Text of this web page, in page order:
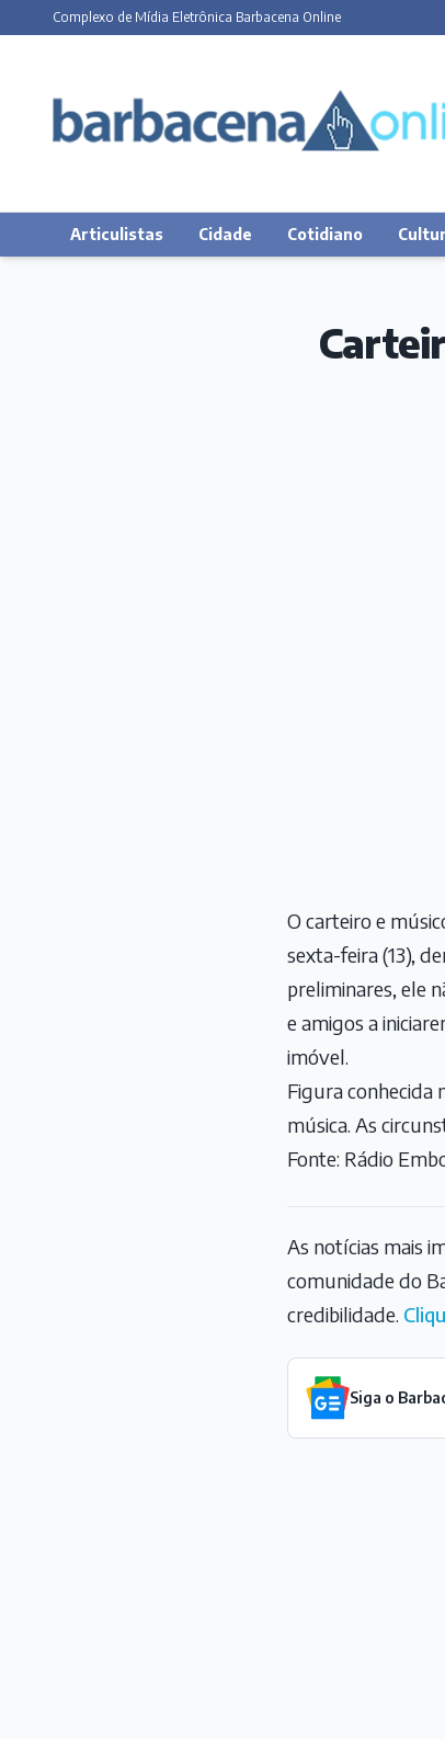
Complexo de Mídia Eletrônica Barbacena Online
Articulistas Cidade Cotidiano
O carteiro e
sexta-feira (13),
preliminares, ele
e amigos a
imóvel.
Figura conhecida
música. As
Fonte: Rádio
As notícias mais
comunidade do
credibilidade.
Siga o